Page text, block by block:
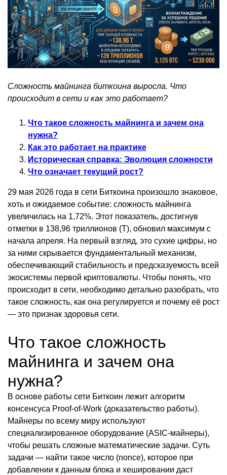
Сложность майнинга биткоина выросла. Что
происходит в сети и как это работает?
Что такое сложность майнинга и зачем она
нужна?
Как это работает на практике
Историческая справка: Эволюция сложности
Что означает текущий рост?
29 мая 2026 года в сети Биткоина произошло знаковое,
хоть и ожидаемое событие: сложность майнинга
увеличилась на 1,72%. Этот показатель, достигнув
отметки в 138,96 триллионов (T), обновил максимум с
начала апреля. На первый взгляд, это сухие цифры, но
за ними скрывается фундаментальный механизм,
обеспечивающий стабильность и предсказуемость всей
экосистемы первой криптовалюты. Чтобы понять, что
происходит в сети, необходимо детально разобрать, что
такое сложность, как она регулируется и почему её рост
— это признак здоровья сети.
Что такое сложность
майнинга и зачем она
нужна?
В основе работы сети Биткоин лежит алгоритм
консенсуса Proof-of-Work (доказательство работы).
Майнеры по всему миру используют
специализированное оборудование (ASIC-майнеры),
чтобы решать сложные математические задачи. Суть
задачи — найти такое число (nonce), которое при
добавлении к данным блока и хешировании даст